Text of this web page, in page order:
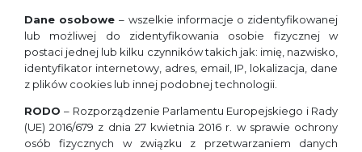
Dane osobowe– wszelkie informacje o zidentyfikowanej
lub możliwej do zidentyfikowania osobie fizycznej w
postaci jednej lub kilku czynników takich jak: imię, nazwisko,
identyfikator internetowy, adres, email, IP, lokalizacja, dane
z plików cookies lub innej podobnej technologii.
RODO– Rozporządzenie Parlamentu Europejskiego i Rady
(UE) 2016/679 z dnia 27 kwietnia 2016 r. w sprawie ochrony
osób fizycznych w związku z przetwarzaniem danych